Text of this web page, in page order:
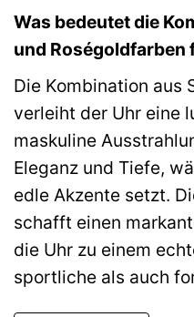
Was bedeutet die
und Roségoldfarben
Die Kombination aus
verleiht der Uhr eine
maskuline
Eleganz und Tiefe,
edle Akzente setzt.
schafft einen
die Uhr zu einem
sportliche als auch